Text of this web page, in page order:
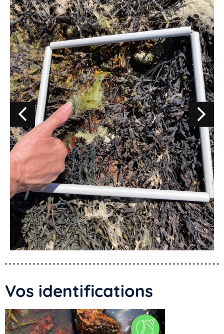
Vos identifications